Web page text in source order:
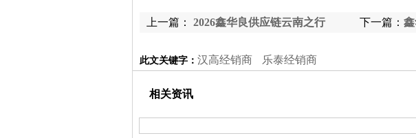
下一篇：
上一篇： 2026鑫华良供应链云南之行
此文关键字： 汉高经销商 乐泰经销商
相关资讯